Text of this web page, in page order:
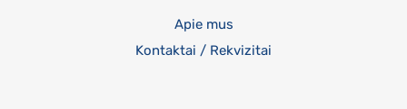
Apie mus
Kontaktai / Rekvizitai